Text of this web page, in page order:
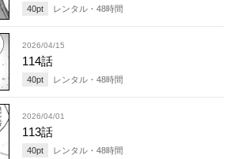
40pt レンタル・ 48時間
2026/04/15
114話
40pt レンタル・ 48時間
2026/04/01
113話
40pt レンタル・ 48時間